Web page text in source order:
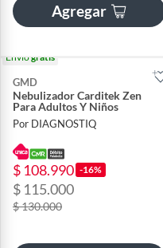
Agregar
Envíogratis
GMD
Nebulizador Carditek Zen
Para Adultos Y Niños
Por DIAGNOSTIQ
$ 108.990 -16%
$ 115.000
$ 130.000